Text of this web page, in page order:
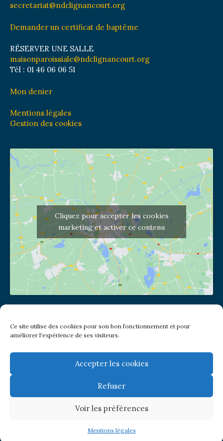
Ce site utilise des cookies pour son bon fonctionnement et pour
améliorer l'expérience de ses visiteurs.
Accepter les cookies
Refuser
Voir les préférences
Mentions légales
secretariat@ndclignancourt.org
Demander un certificat de baptême
RÉSERVER UNE SALLE
maisonparoissiale@ndclignancourt.org
Tél : 01 46 06 06 51
Mon denier
Mentions légales
Gestion des cookies
Cliquez pour accepter les cookies
marketing et activer ce contenu
(pas de courrier à cette adresse)
2 place Jules Joffrin - 75018
Metro: Jules Joffrin ou Simplon
Bus : Mairie du XVIII
Newsletter
© Paroisse Notre-Dame de Clignancourt